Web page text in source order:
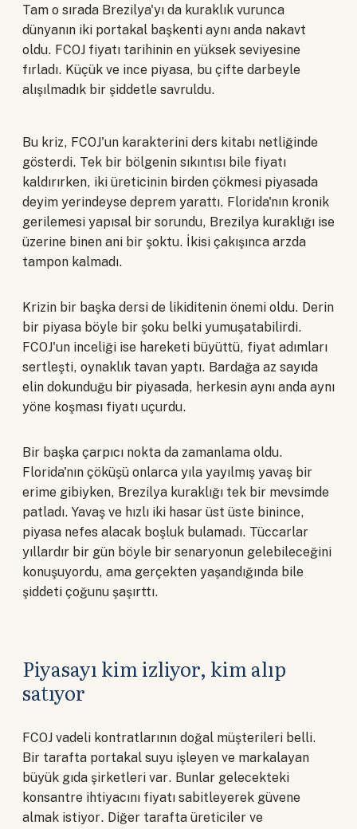
Tam o sırada Brezilya'yı da kuraklık vurunca
dünyanın iki portakal başkenti aynı anda nakavt
oldu. FCOJ fiyatı tarihinin en yüksek seviyesine
fırladı. Küçük ve ince piyasa, bu çifte darbeyle
alışılmadık bir şiddetle savruldu.
Bu kriz, FCOJ'un karakterini ders kitabı netliğinde
gösterdi. Tek bir bölgenin sıkıntısı bile fiyatı
kaldırırken, iki üreticinin birden çökmesi piyasada
deyim yerindeyse deprem yarattı. Florida'nın kronik
gerilemesi yapısal bir sorundu, Brezilya kuraklığı ise
üzerine binen ani bir şoktu. İkisi çakışınca arzda
tampon kalmadı.
Krizin bir başka dersi de likiditenin önemi oldu. Derin
bir piyasa böyle bir şoku belki yumuşatabilirdi.
FCOJ'un inceliği ise hareketi büyüttü, fiyat adımları
sertleşti, oynaklık tavan yaptı. Bardağa az sayıda
elin dokunduğu bir piyasada, herkesin aynı anda aynı
yöne koşması fiyatı uçurdu.
Bir başka çarpıcı nokta da zamanlama oldu.
Florida'nın çöküşü onlarca yıla yayılmış yavaş bir
erime gibiyken, Brezilya kuraklığı tek bir mevsimde
patladı. Yavaş ve hızlı iki hasar üst üste binince,
piyasa nefes alacak boşluk bulamadı. Tüccarlar
yıllardır bir gün böyle bir senaryonun gelebileceğini
konuşuyordu, ama gerçekten yaşandığında bile
şiddeti çoğunu şaşırttı.
Piyasayı kim izliyor, kim alıp
satıyor
FCOJ vadeli kontratlarının doğal müşterileri belli.
Bir tarafta portakal suyu işleyen ve markalayan
büyük gıda şirketleri var. Bunlar gelecekteki
konsantre ihtiyacını fiyatı sabitleyerek güvene
almak istiyor. Diğer tarafta üreticiler ve